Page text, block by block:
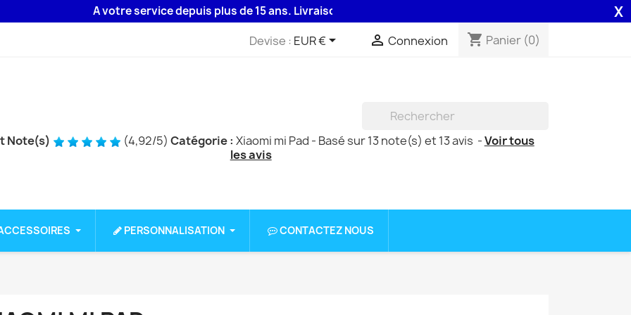
A votre service depuis plus de 15 ans. Livraison 48H assurée par la Poste . X
Devise : EUR €  Connexion shopping_cart Panier (0)
Note(s) (4,92/5) Catégorie : Xiaomi mi Pad - Basé sur13note(s) et 13avis -Voir tous
les avis
PERSONNALISATION CONTACTEZ NOUS